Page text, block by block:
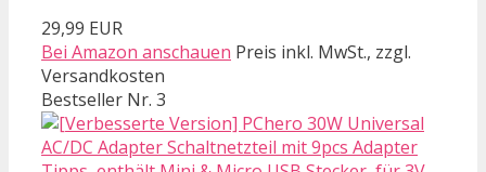
29,99 EUR
Bei Amazon anschauen Preis inkl. MwSt., zzgl.
Versandkosten
Bestseller Nr. 3